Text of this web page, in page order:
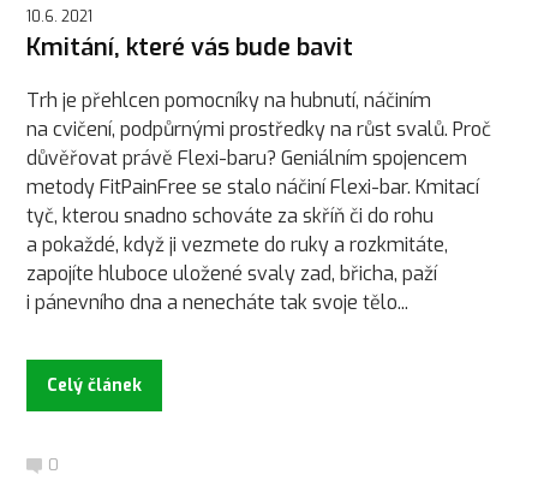
10.6. 2021
Kmitání, které vás bude bavit
Trh je přehlcen pomocníky na hubnutí, náčiním
na cvičení, podpůrnými prostředky na růst svalů. Proč
důvěřovat právě Flexi-baru? Geniálním spojencem
metody FitPainFree se stalo náčiní Flexi-bar. Kmitací
tyč, kterou snadno schováte za skříň či do rohu
a pokaždé, když ji vezmete do ruky a rozkmitáte,
zapojíte hluboce uložené svaly zad, břicha, paží
i pánevního dna a nenecháte tak svoje tělo...
Celý článek
0